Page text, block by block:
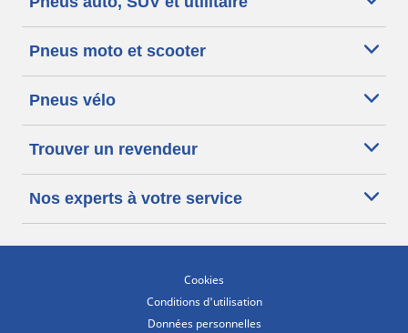
Pneus moto et scooter
Pneus vélo
Trouver un revendeur
Nos experts à votre service
Cookies
Conditions d'utilisation
Données personnelles